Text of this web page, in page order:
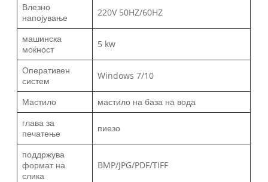
Влезно
напојување
220V 50HZ/60HZ
машинска
моќност
5 kw
Оперативен
систем
Windows 7/10
Мастило
мастило на база на вода
глава за
печатење
пиезо
поддржува
формат на
слика
BMP/JPG/PDF/TIFF